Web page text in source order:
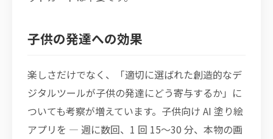
子供の発達への効果
楽しさだけでなく、「適切に選ばれた創造的なデ
ジタルツールが子供の発達にどう寄与するか」に
ついても考察が増えています。子供向け AI 塗り絵
アプリを — 週に数回、1 回 15〜30 分、本物の画